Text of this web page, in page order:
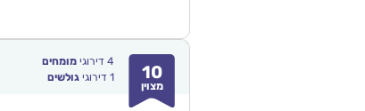
10
מצוין
4 דירוגימומחים
1 דירוגיגולשים